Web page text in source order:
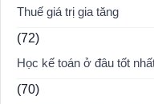
Thuế giá trị gia tăng
(72)
Học kế toán ở đâu tốt
(70)